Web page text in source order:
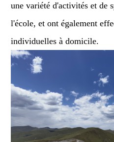
une variété d'activités et de
l'école, et ont également
individuelles à domicile.